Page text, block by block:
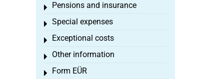
Pensions and insurance
Toggle menu
Special expenses
Toggle menu
Exceptional costs
Toggle menu
Other information
Toggle menu
Form EÜR
Toggle menu